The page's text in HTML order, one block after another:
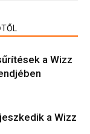
a Wizz
a Wizz